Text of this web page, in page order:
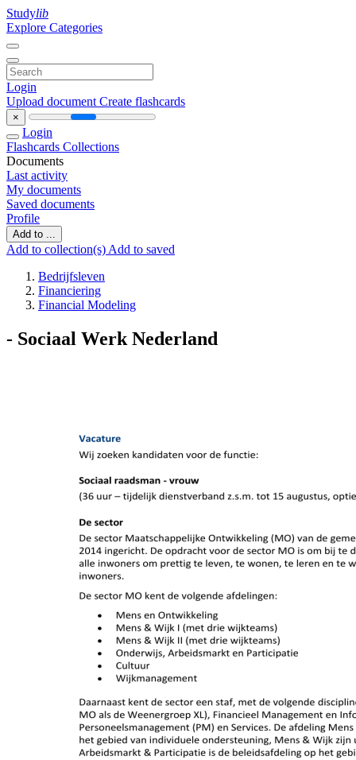
Studylib
Explore Categories
Login
Upload document Create flashcards
×
Login
Flashcards Collections
Documents
Last activity
My documents
Saved documents
Profile
Add to ...
Add to collection(s) Add to saved
Bedrijfsleven
Financiering
Financial Modeling
- Sociaal Werk Nederland